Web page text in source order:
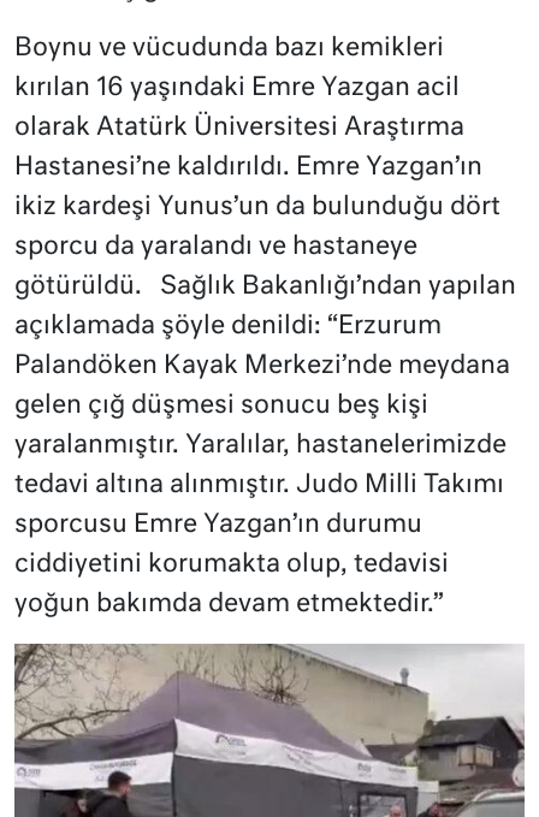
Boynu ve vücudunda bazı kemikleri
kırılan 16 yaşındaki Emre Yazgan acil
olarak Atatürk Üniversitesi Araştırma
Hastanesi’ne kaldırıldı. Emre Yazgan’ın
ikiz kardeşi Yunus’un da bulunduğu dört
sporcu da yaralandı ve hastaneye
götürüldü. Sağlık Bakanlığı’ndan yapılan
açıklamada şöyle denildi: “Erzurum
Palandöken Kayak Merkezi’nde meydana
gelen çığ düşmesi sonucu beş kişi
yaralanmıştır. Yaralılar, hastanelerimizde
tedavi altına alınmıştır. Judo Milli Takımı
sporcusu Emre Yazgan’ın durumu
ciddiyetini korumakta olup, tedavisi
yoğun bakımda devam etmektedir.”